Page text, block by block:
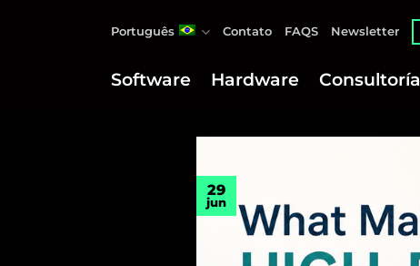
Português Contato FAQS Newsletter
Software Hardware Consultoría
29
jun